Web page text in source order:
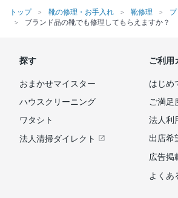
トップ 靴の修理・お手入れ 靴修理
ブランド品の靴でも修理してもらえますか？
探す
おまかせマイスター
ハウスクリーニング
ワタシト
法人清掃ダイレクト
ご利用
はじめ
ご満足
法人利
出店希
広告掲
よくあ